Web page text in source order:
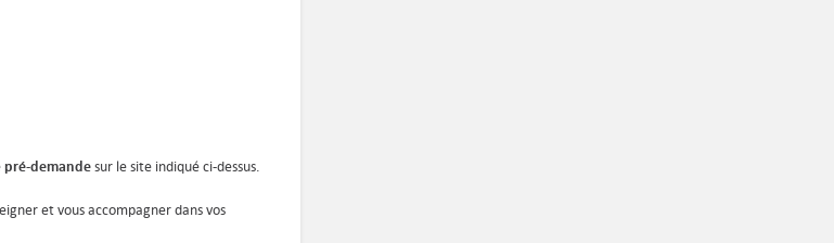
pré-demandesur le site indiqué ci-dessus.
et vous accompagner dans vos